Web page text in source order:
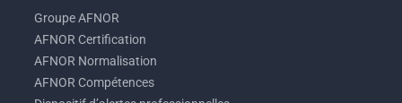
Groupe AFNOR
AFNOR Certification
AFNOR Normalisation
AFNOR Compétences